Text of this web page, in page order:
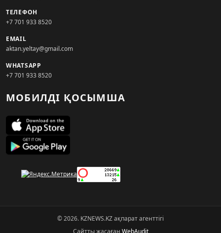
ТЕЛЕФОН
+7 701 933 8520
EMAIL
aktan.yeltay@gmail.com
WHATSAPP
+7 701 933 8520
МОБИЛДІ ҚОСЫМША
© 2026. KZNEWS.KZ ақпарат агенттігі
Сайтты жасаған WebAudit